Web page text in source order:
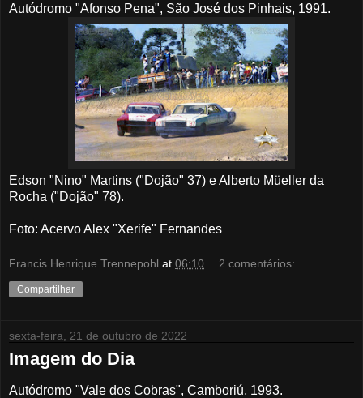
Autódromo "Afonso Pena", São José dos Pinhais, 1991.
Edson "Nino" Martins ("Dojão" 37) e Alberto Müeller da
Rocha ("Dojão" 78).
Foto: Acervo Alex "Xerife" Fernandes
Francis Henrique Trennepohl at 06:10 2 comentários:
Compartilhar
sexta-feira, 21 de outubro de 2022
Imagem do Dia
Autódromo "Vale dos Cobras", Camboriú, 1993.